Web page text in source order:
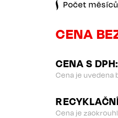
Počet
CENA
CENA S DPH
Cena je uvedena
Cena je